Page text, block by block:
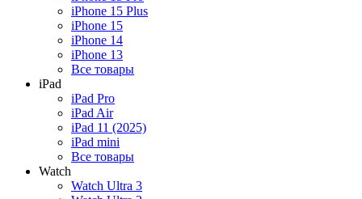
iPhone 15 Plus
iPhone 15
iPhone 14
iPhone 13
Все товары
iPad
iPad Pro
iPad Air
iPad 11 (2025)
iPad mini
Все товары
Watch
Watch Ultra 3